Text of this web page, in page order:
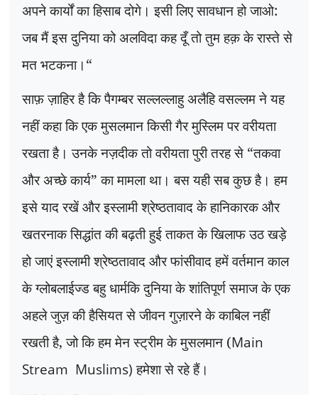
अपने कार्यों का हिसाब दोगे। इसी लिए सावधान हो जाओ:
जब मैं इस दुनिया को अलविदा कह दूँ तो तुम हक़ के रास्ते से
मत भटकना।“
साफ़ ज़ाहिर है कि पैगम्बर सल्लल्लाहु अलैहि वसल्लम ने यह
नहीं कहा कि एक मुसलमान किसी गैर मुस्लिम पर वरीयता
रखता है। उनके नज़दीक तो वरीयता पुरी तरह से “तकवा
और अच्छे कार्य”का मामला था। बस यही सब कुछ है। हम
इसे याद रखें और इस्लामी श्रेष्ठतावाद के हानिकारक और
खतरनाक सिद्धांत की बढ़ती हुई ताकत के खिलाफ उठ खड़े
हो जाएं इस्लामी श्रेष्ठतावाद और फांसीवाद हमें वर्तमान काल
के ग्लोबलाईज्ड बहु धार्मकि दुनिया के शांतिपूर्ण समाज के एक
अहले जुज़ की हैसियत से जीवन गुज़ारने के काबिल नहीं
रखती है,जो कि हम मेन स्ट्रीम के मुसलमान (Main
Stream Muslims) हमेशा से रहे हैं।